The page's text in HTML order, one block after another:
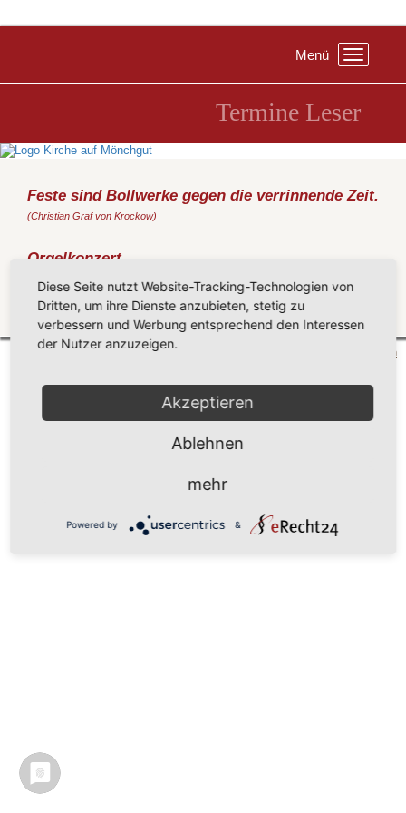
Toggle
Menü
Termine Leser
Feste sind Bollwerke gegen die verrinnende Zeit.
(Christian Graf von Krockow)
Orgelkonzert
Stefan Zeitz – Greifswald
Zurück
Mönchgut 2026 |Impressum|Datenschutzerklärung vicon
Diese Seite nutzt Website-Tracking-Technologien von
Dritten, um ihre Dienste anzubieten, stetig zu
verbessern und Werbung entsprechend den Interessen
der Nutzer anzuzeigen.
Akzeptieren
Ablehnen
mehr
Powered by &